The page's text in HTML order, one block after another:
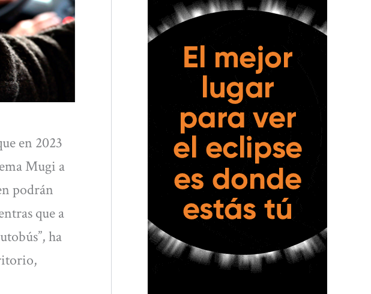
en 2023
Mugi a
podrán
que a
ha